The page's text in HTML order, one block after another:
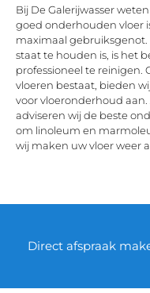
Bij De Galerijwasser
goed onderhouden vloer
maximaal gebruiksgenot.
staat te houden is, is het
professioneel te reinigen.
vloeren bestaat, bieden
voor vloeronderhoud
adviseren wij de beste
om linoleum en
wij maken uw vloer weer
Direct afspraak